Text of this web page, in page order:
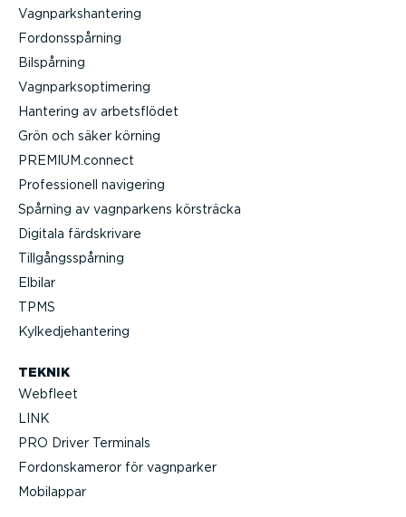
Vagnparks­han­tering
Fordons­spårning
Bilspårning
Vagnparksop­ti­mering
Hantering av arbets­flödet
Grön och säker körning
PREMIUM.connect
Profes­sionell navigering
Spårning av vagnparkens körsträcka
Digitala färdskrivare
Tillgångs­spårning
Elbilar
TPMS
Kylked­je­han­tering
TEKNIK
Webfleet
LINK
PRO Driver Terminals
Fordonska­meror för vagnparker
Mobilappar